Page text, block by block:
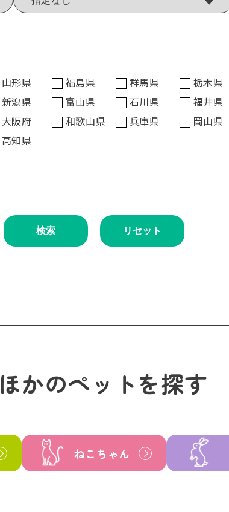
山形県 福島県 群馬県
栃木県
新潟県 富山県 石川県
福井県
大阪府 和歌山県 兵庫県
岡山県
高知県
検索 リセット
ほかのペットを探す
ねこちゃん